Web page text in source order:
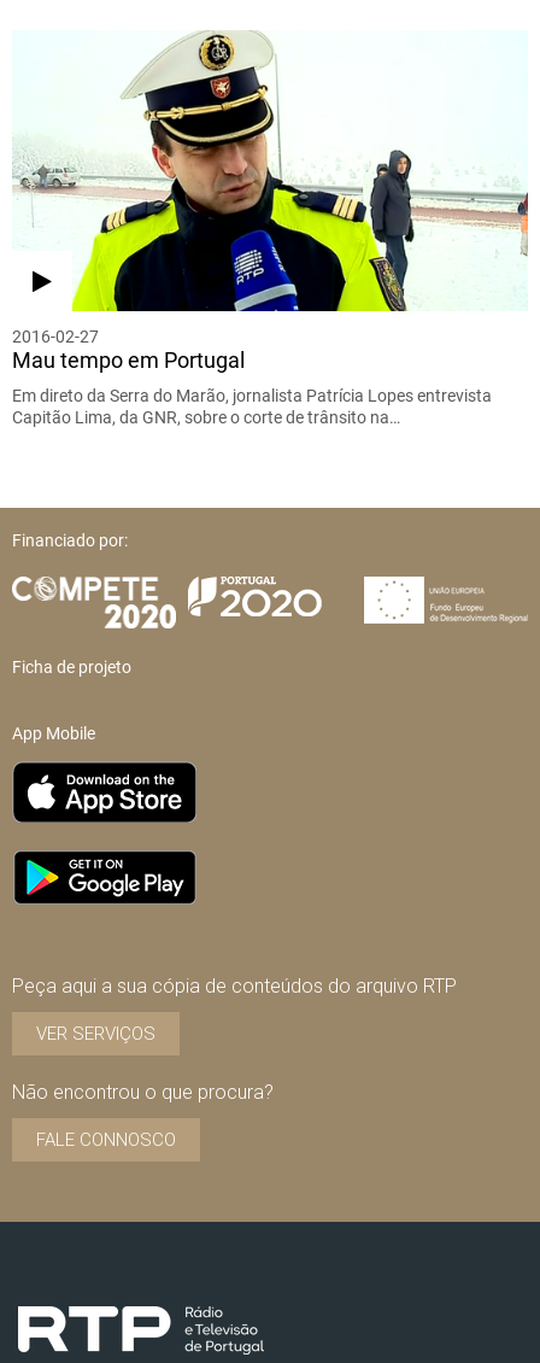
2016-02-27
Mau tempo em Portugal
Em direto da Serra do Marão, jornalista Patrícia Lopes entrevista
Capitão Lima, da GNR, sobre o corte de trânsito na…
Financiado por:
Ficha de projeto
App Mobile
Peça aqui a sua cópia de conteúdos do arquivo RTP
VER SERVIÇOS
Não encontrou o que procura?
FALE CONNOSCO